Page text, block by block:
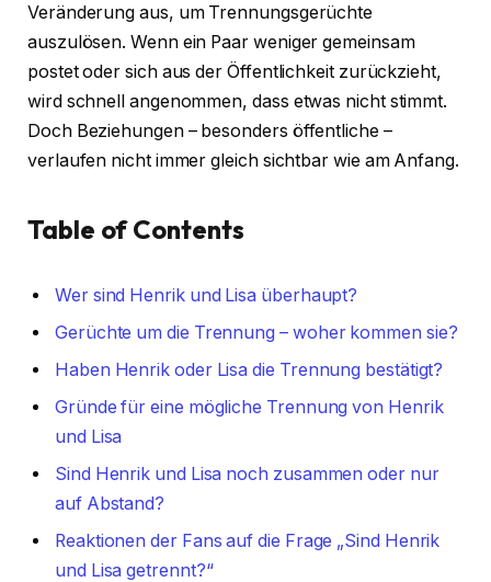
Veränderung aus, um Trennungsgerüchte
auszulösen. Wenn ein Paar weniger gemeinsam
postet oder sich aus der Öffentlichkeit zurückzieht,
wird schnell angenommen, dass etwas nicht stimmt.
Doch Beziehungen – besonders öffentliche –
verlaufen nicht immer gleich sichtbar wie am Anfang.
Table of Contents
Wer sind Henrik und Lisa überhaupt?
Gerüchte um die Trennung – woher kommen sie?
Haben Henrik oder Lisa die Trennung bestätigt?
Gründe für eine mögliche Trennung von Henrik
und Lisa
Sind Henrik und Lisa noch zusammen oder nur
auf Abstand?
Reaktionen der Fans auf die Frage „Sind Henrik
und Lisa getrennt?“